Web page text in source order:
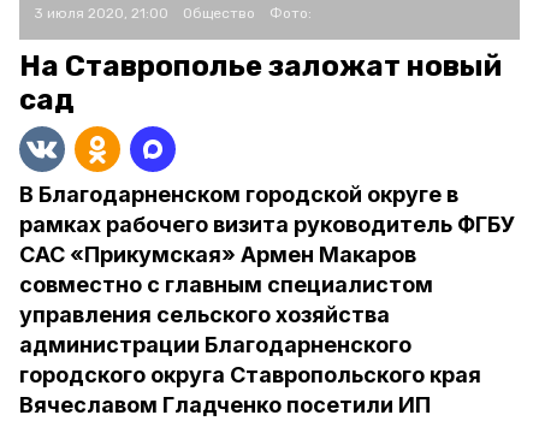
3 июля 2020, 21:00 Общество Фото:
На Ставрополье заложат новый
сад
В Благодарненском городской округе в
рамках рабочего визита руководитель ФГБУ
САС «Прикумская» Армен Макаров
совместно с главным специалистом
управления сельского хозяйства
администрации Благодарненского
городского округа Ставропольского края
Вячеславом Гладченко посетили ИП